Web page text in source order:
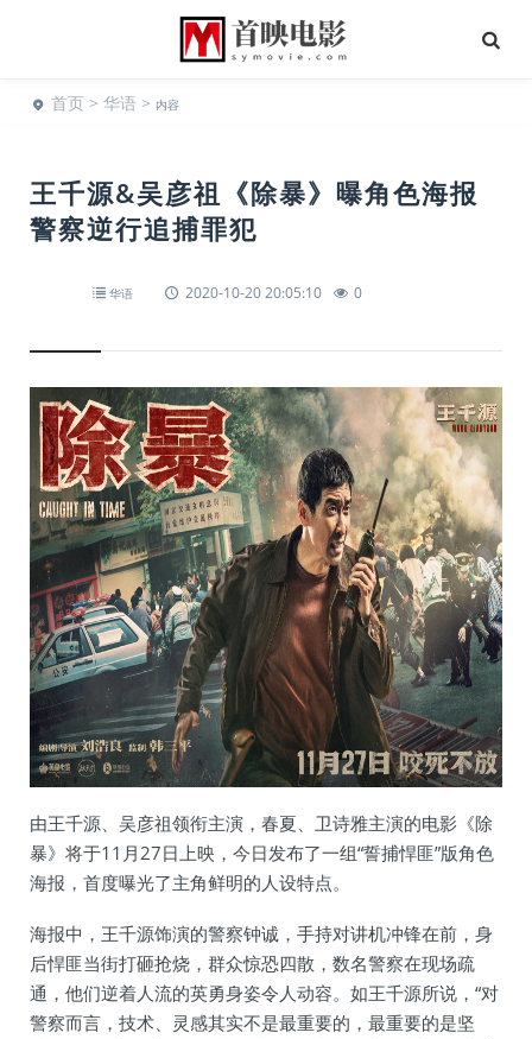
首页 > 华语 > 内容
王千源&吴彦祖《除暴》曝角色海报
警察逆行追捕罪犯
华语 2020-10-20 20:05:10 0
由王千源、吴彦祖领衔主演，春夏、卫诗雅主演的电影《除
暴》将于11月27日上映，今日发布了一组“誓捕悍匪”版角色
海报，首度曝光了主角鲜明的人设特点。
海报中，王千源饰演的警察钟诚，手持对讲机冲锋在前，身
后悍匪当街打砸抢烧，群众惊恐四散，数名警察在现场疏
通，他们逆着人流的英勇身姿令人动容。如王千源所说，“对
警察而言，技术、灵感其实不是最重要的，最重要的是坚